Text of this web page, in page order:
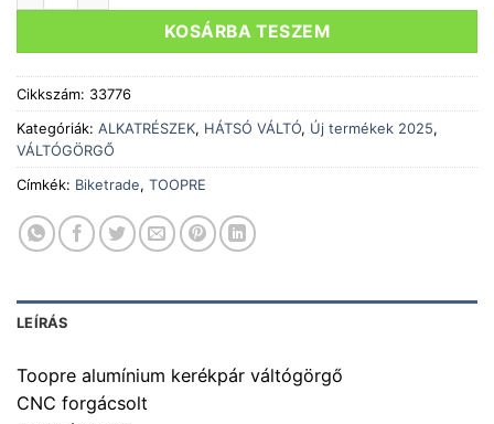
KOSÁRBA TESZEM
Cikkszám: 33776
Kategóriák: ALKATRÉSZEK, HÁTSÓ VÁLTÓ, Új termékek 2025,
VÁLTÓGÖRGŐ
Címkék: Biketrade, TOOPRE
LEÍRÁS
Toopre alumínium kerékpár váltógörgő
CNC forgácsolt